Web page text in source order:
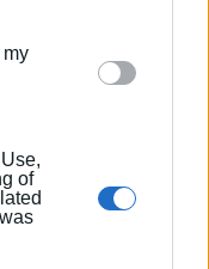
your data for
my
of
Facebook